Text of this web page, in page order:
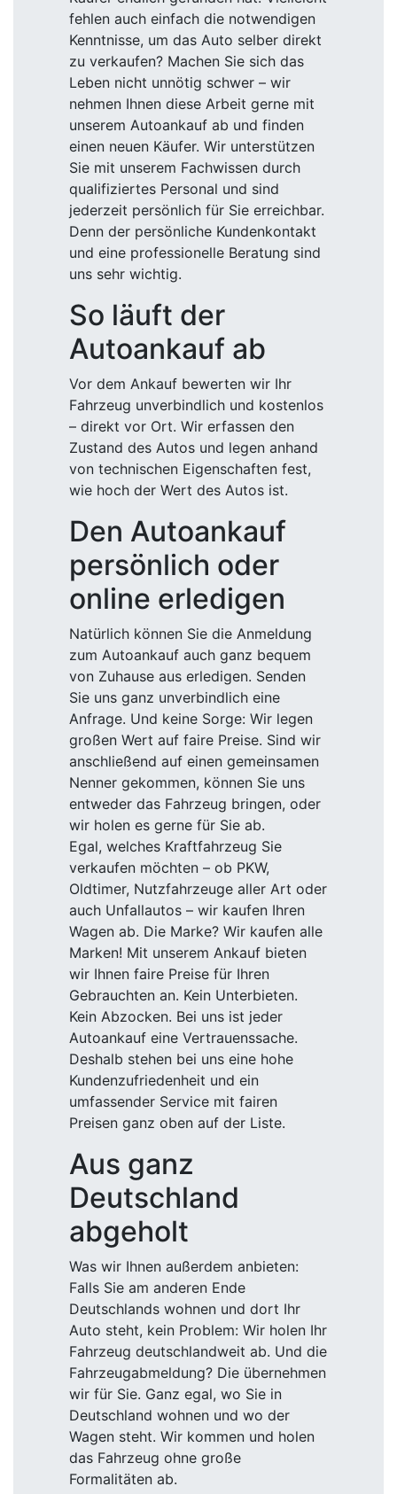
fehlen auch einfach die notwendigen
Kenntnisse, um das Auto selber direkt
zu verkaufen? Machen Sie sich das
Leben nicht unnötig schwer – wir
nehmen Ihnen diese Arbeit gerne mit
unserem Autoankauf ab und finden
einen neuen Käufer. Wir unterstützen
Sie mit unserem Fachwissen durch
qualifiziertes Personal und sind
jederzeit persönlich für Sie erreichbar.
Denn der persönliche Kundenkontakt
und eine professionelle Beratung sind
uns sehr wichtig.
So läuft der
Autoankauf ab
Vor dem Ankauf bewerten wir Ihr
Fahrzeug unverbindlich und kostenlos
– direkt vor Ort. Wir erfassen den
Zustand des Autos und legen anhand
von technischen Eigenschaften fest,
wie hoch der Wert des Autos ist.
Den Autoankauf
persönlich oder
online erledigen
Natürlich können Sie die Anmeldung
zum Autoankauf auch ganz bequem
von Zuhause aus erledigen. Senden
Sie uns ganz unverbindlich eine
Anfrage. Und keine Sorge: Wir legen
großen Wert auf faire Preise. Sind wir
anschließend auf einen gemeinsamen
Nenner gekommen, können Sie uns
entweder das Fahrzeug bringen, oder
wir holen es gerne für Sie ab.
Egal, welches Kraftfahrzeug Sie
verkaufen möchten – ob PKW,
Oldtimer, Nutzfahrzeuge aller Art oder
auch Unfallautos – wir kaufen Ihren
Wagen ab. Die Marke? Wir kaufen alle
Marken! Mit unserem Ankauf bieten
wir Ihnen faire Preise für Ihren
Gebrauchten an. Kein Unterbieten.
Kein Abzocken. Bei uns ist jeder
Autoankauf eine Vertrauenssache.
Deshalb stehen bei uns eine hohe
Kundenzufriedenheit und ein
umfassender Service mit fairen
Preisen ganz oben auf der Liste.
Aus ganz
Deutschland
abgeholt
Was wir Ihnen außerdem anbieten:
Falls Sie am anderen Ende
Deutschlands wohnen und dort Ihr
Auto steht, kein Problem: Wir holen Ihr
Fahrzeug deutschlandweit ab. Und die
Fahrzeugabmeldung? Die übernehmen
wir für Sie. Ganz egal, wo Sie in
Deutschland wohnen und wo der
Wagen steht. Wir kommen und holen
das Fahrzeug ohne große
Formalitäten ab.